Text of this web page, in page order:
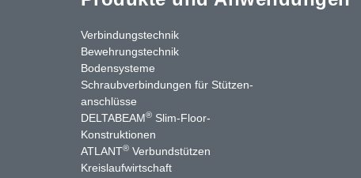
Verbindungstechnik
Bewehrungstechnik
Bodensysteme
Schraubverbindungen für Stützen­
anschlüsse
DELTABEAM® Slim-Floor-
Konstruktionen
ATLANT® Verbundstützen
Kreislaufwirtschaft
Kontakt